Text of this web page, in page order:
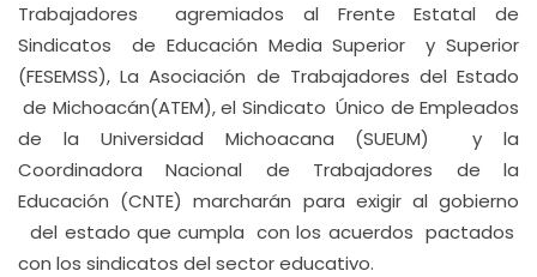
Trabajadores agremiados al Frente Estatal de
Sindicatos de Educación Media Superior y Superior
(FESEMSS), La Asociación de Trabajadores del Estado
de Michoacán(ATEM), el Sindicato Único de Empleados
de la Universidad Michoacana (SUEUM) y la
Coordinadora Nacional de Trabajadores de la
Educación (CNTE) marcharán para exigir al gobierno
del estado que cumpla con los acuerdos pactados
con los sindicatos del sector educativo.